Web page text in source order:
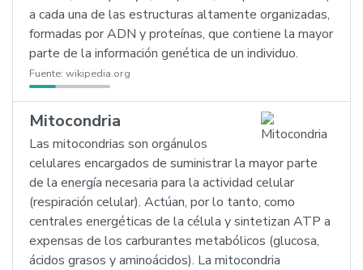
a cada una de las estructuras altamente organizadas,
formadas por ADN y proteínas, que contiene la mayor
parte de la información genética de un individuo.
Fuente: wikipedia.org
Mitocondria
Las mitocondrias son orgánulos
celulares encargados de suministrar la mayor parte
de la energía necesaria para la actividad celular
(respiración celular). Actúan, por lo tanto, como
centrales energéticas de la célula y sintetizan ATP a
expensas de los carburantes metabólicos (glucosa,
ácidos grasos y aminoácidos). La mitocondria